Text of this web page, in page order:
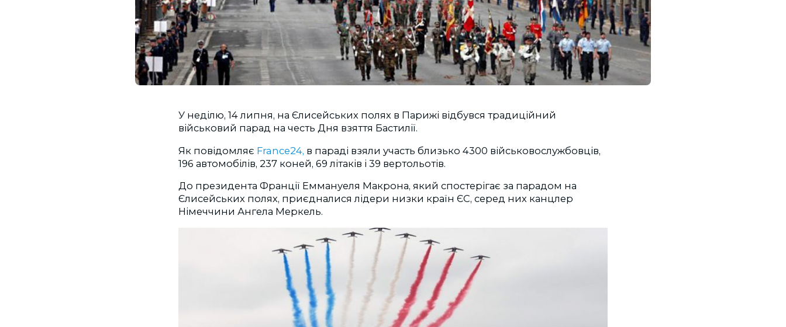
У неділю, 14 липня, на Єлисейських полях в Парижі відбувся традиційний
військовий парад на честь Дня взяття Бастилії.
Як повідомляє France24, в параді взяли участь близько 4300 військовослужбовців,
196 автомобілів, 237 коней, 69 літаків і 39 вертольотів.
До президента Франції Еммануеля Макрона, який спостерігає за парадом на
Єлисейських полях, приєдналися лідери низки країн ЄС, серед них канцлер
Німеччини Ангела Меркель.